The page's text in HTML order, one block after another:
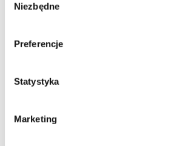
zgody
Niezbędne
Preferencje
Statystyka
Marketing
Wyrażam zgodę na przetwarzanie moich
Warszawa ul. Chłodna 51, KRS: 0000859378, NIP:
146032998.